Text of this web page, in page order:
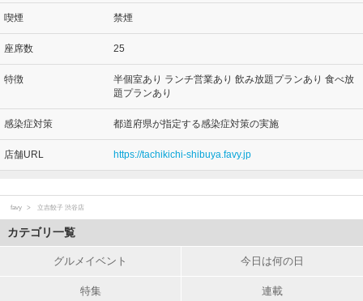
喫煙 禁煙
座席数 25
特徴
半個室あり ランチ営業あり 飲み放題プランあり 食べ放
題プランあり
感染症対策 都道府県が指定する感染症対策の実施
店舗URL https://tachikichi-shibuya.favy.jp
favy 立吉餃子 渋谷店
カテゴリ一覧
グルメイベント 今日は何の日
特集 連載